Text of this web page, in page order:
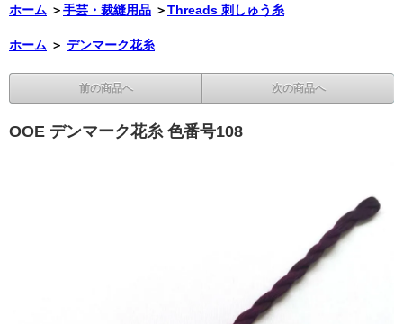
ホーム ＞手芸・裁縫用品 ＞Threads 刺しゅう糸
ホーム ＞ デンマーク花糸
前の商品へ 次の商品へ
OOE デンマーク花糸 色番号108